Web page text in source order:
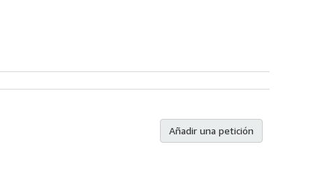
Añadir una petición